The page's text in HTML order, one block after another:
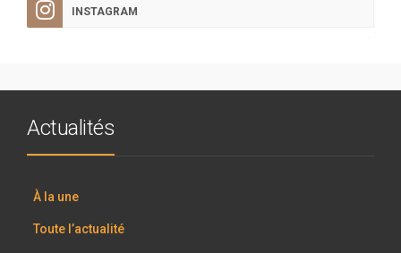
INSTAGRAM
Actualités
À la une
Toute l’actualité